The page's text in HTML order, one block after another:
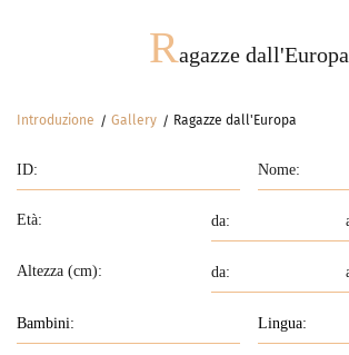
Ragazze dall'Europa
Introduzione Gallery Ragazze dall'Europa
Età:
Altezza (cm):